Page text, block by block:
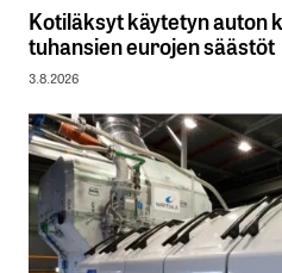
Kotiläksyt käytetyn auton
tuhansien eurojen säästöt
3.8.2026